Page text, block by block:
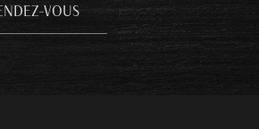
VOUS